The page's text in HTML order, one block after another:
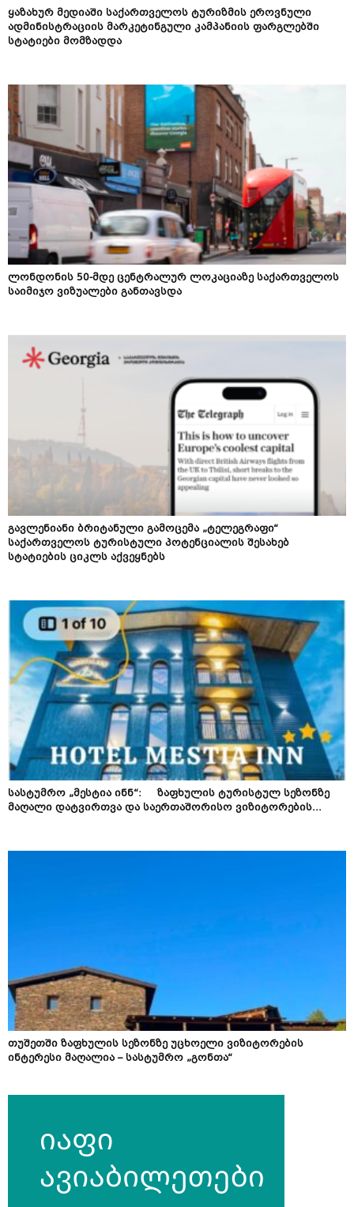
ყაზახურ მედიაში საქართველოს ტურიზმის ეროვნული
ადმინისტრაციის მარკეტინგული კამპანიის ფარგლებში
სტატიები მომზადდა
ლონდონის 50-მდე ცენტრალურ ლოკაციაზე საქართველოს
საიმიჯო ვიზუალები განთავსდა
გავლენიანი ბრიტანული გამოცემა „ტელეგრაფი“
საქართველოს ტურისტული პოტენციალის შესახებ
სტატიების ციკლს აქვეყნებს
სასტუმრო „მესტია ინნ“: ზაფხულის ტურისტულ სეზონზე
მაღალი დატვირთვა და საერთაშორისო ვიზიტორების...
თუშეთში ზაფხულის სეზონზე უცხოელი ვიზიტორების
ინტერესი მაღალია – სასტუმრო „გონთა“